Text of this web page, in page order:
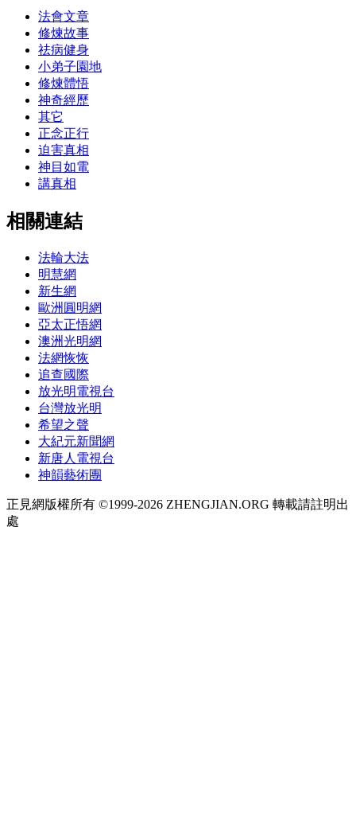
法會文章
修煉故事
祛病健身
小弟子園地
修煉體悟
神奇經歷
其它
正念正行
迫害真相
神目如電
講真相
相關連結
法輪大法
明慧網
新生網
歐洲圓明網
亞太正悟網
澳洲光明網
法網恢恢
追查國際
放光明電視台
台灣放光明
希望之聲
大紀元新聞網
新唐人電視台
神韻藝術團
正見網版權所有 ©1999-2026 ZHENGJIAN.ORG 轉載請註明出
處